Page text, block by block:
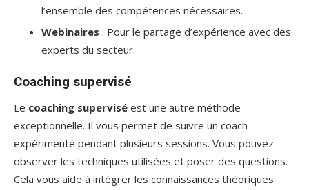
l’ensemble des compétences nécessaires.
Webinaires : Pour le partage d’expérience avec des
experts du secteur.
Coaching supervisé
Le coaching supervisé est une autre méthode
exceptionnelle. Il vous permet de suivre un coach
expérimenté pendant plusieurs sessions. Vous pouvez
observer les techniques utilisées et poser des questions.
Cela vous aide à intégrer les connaissances théoriques